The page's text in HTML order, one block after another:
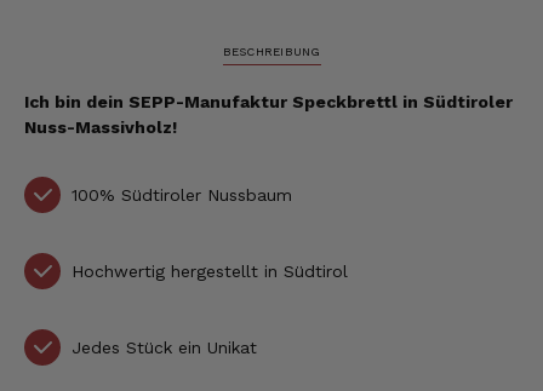
BESCHREIBUNG
Ich bin dein SEPP-Manufaktur Speckbrettl in Südtiroler
Nuss-Massivholz!
100% Südtiroler Nussbaum
Hochwertig hergestellt in Südtirol
Jedes Stück ein Unikat